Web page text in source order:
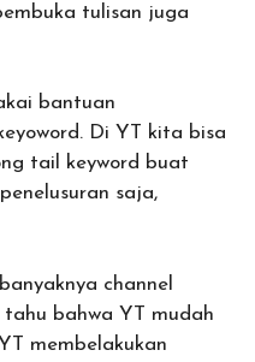
tulisan juga
bantuan
Di YT kita bisa
tail keyword buat
saja,
channel
bahwa YT mudah
membelakukan